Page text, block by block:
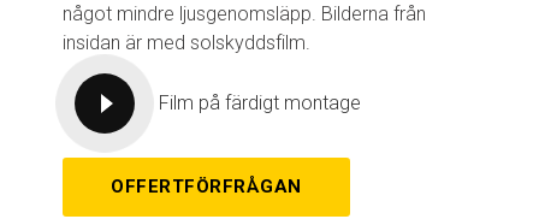
något mindre ljusgenomsläpp. Bilderna från
insidan är med solskyddsfilm.
Film på färdigt montage
OFFERTFÖRFRÅGAN